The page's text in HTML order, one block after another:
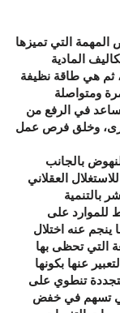
التي تميزها
المادية
ثم هي طاقة نظيفة
ومتواصلة
تساعد في الرفع من
وخلق فرص عمل
بالجانب
العقلاني
بالتنمية
للموارد على
ينجم عنه اختلال
التي تحظى بها
عنها بكونها
تنطوي على
تسهم في خفض